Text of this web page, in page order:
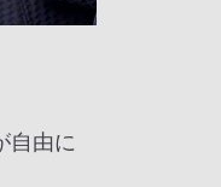
自由に